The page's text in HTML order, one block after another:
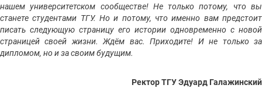
нашем университетском сообществе! Не только потому, что вы
станете студентами ТГУ. Но и потому, что именно вам предстоит
писать следующую страницу его истории одновременно с новой
страницей своей жизни. Ждём вас. Приходите! И не только за
дипломом, но и за своим будущим.
Ректор ТГУ Эдуард Галажинский